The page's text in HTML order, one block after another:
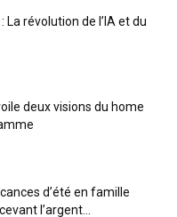
révolution de l’IA et du
deux visions du home
d’été en famille
l’argent...